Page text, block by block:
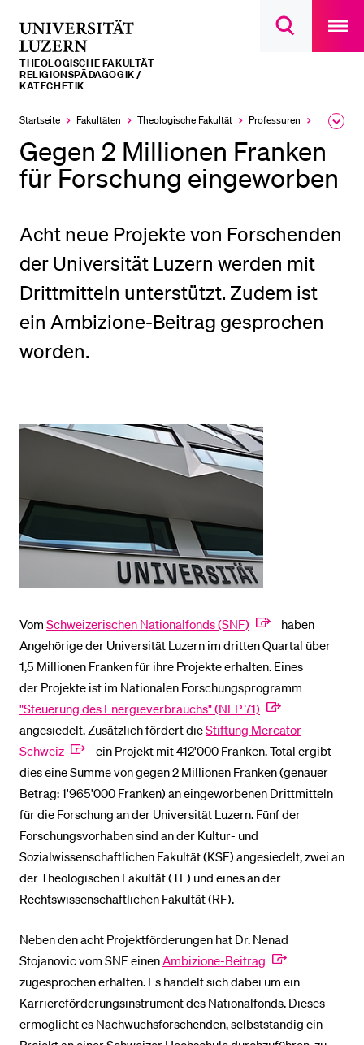
Suchdialog
main
THEOLOGISCHE FAKULTÄT
RELIGIONSPÄDAGOGIK /
KATECHETIK
Startseite Fakultäten Theologische Fakultät Professuren
Gegen 2 Millionen Franken
für Forschung eingeworben
Acht neue Projekte von Forschenden
der Universität Luzern werden mit
Drittmitteln unterstützt. Zudem ist
ein Ambizione-Beitrag gesprochen
worden.
Vom Schweizerischen Nationalfonds (SNF)
haben
Angehörige der Universität Luzern im dritten Quartal über
1,5 Millionen Franken für ihre Projekte erhalten. Eines
der Projekte ist im Nationalen Forschungsprogramm
"Steuerung des Energieverbrauchs" (NFP 71)
angesiedelt. Zusätzlich fördert dieStiftung Mercator
Schweiz
ein Projekt mit 412'000 Franken. Total ergibt
dies eine Summe von gegen 2 Millionen Franken (genauer
Betrag: 1'965'000 Franken) an eingeworbenen Drittmitteln
für die Forschung an der Universität Luzern. Fünf der
Forschungsvorhaben sind an der Kultur- und
Sozialwissenschaftlichen Fakultät (KSF) angesiedelt, zwei an
der Theologischen Fakultät (TF) und eines an der
Rechtswissenschaftlichen Fakultät (RF).
Neben den acht Projektförderungen hat Dr. Nenad
Stojanovic vom SNF einenAmbizione-Beitrag
zugesprochen erhalten. Es handelt sich dabei um ein
Karriereförderungsinstrument des Nationalfonds. Dieses
ermöglicht es Nachwuchsforschenden, selbstständig ein
LETZTE SUCHEN
Sie haben noch keine Suche getätigt.
Schulklassen und Lehrpersonen
Studien­interessierte
Stellensuchende
Förderer
Medien
Vorlesungsverzeichnis
Anmeldung und Zulassung